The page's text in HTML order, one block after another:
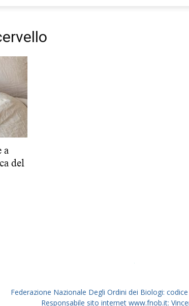
a
del
Federazione Nazionale Degli Ordini dei Biologi:
Responsabile sito internet www.fnob.it: